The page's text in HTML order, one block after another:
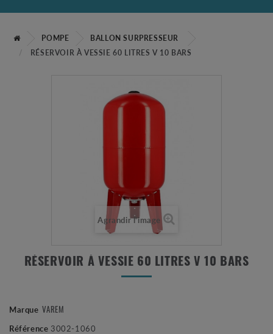
POMPE
BALLON SURPRESSEUR
RÉSERVOIR À VESSIE 60 LITRES V 10 BARS
Agrandir l'image
RÉSERVOIR À VESSIE 60 LITRES V 10 BARS
Marque VAREM
Référence 3002-1060